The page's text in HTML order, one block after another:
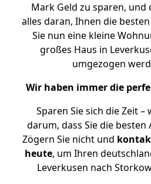
Mark Geld zu sparen, und
alles daran, Ihnen die
Sie nun eine kleine
großes Haus in
umgezogen
Wir haben immer die
Sparen Sie sich die Zeit
darum, dass Sie die
Zögern Sie nicht und
heute, um Ihren
Leverkusen nach